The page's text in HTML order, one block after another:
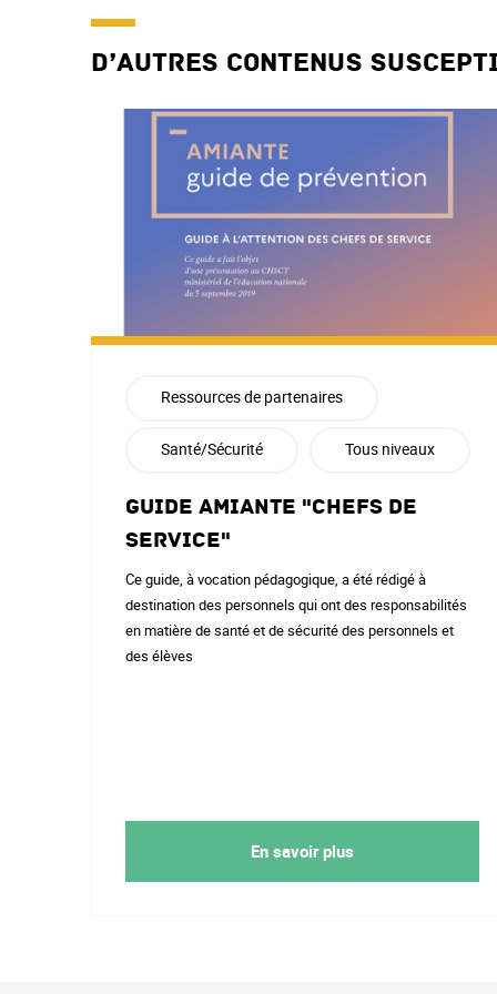
D’autres contenus
Ressources de partenaires
Santé/Sécurité Tous niveaux
Guide Amiante "Chefs de
service"
Ce guide, à vocation pédagogique, a été rédigé à
destination des personnels qui ont des responsabilités
en matière de santé et de sécurité des personnels et
des élèves
En savoir plus